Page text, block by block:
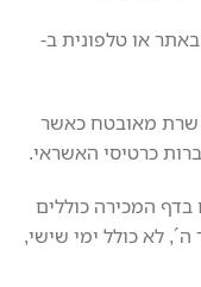
או טלפונית ב-
שרת מאובטח כאשר
כרטיסי האשראי.
המכירה כוללים
לא כולל ימי שישי,